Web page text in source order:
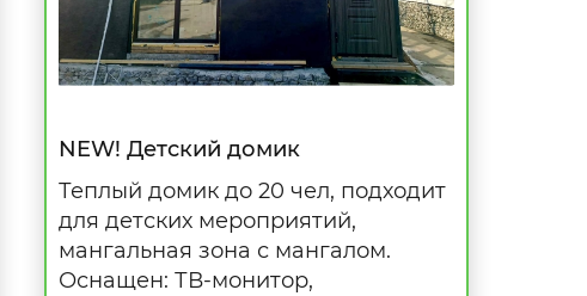
NEW! Детский домик
Теплый домик до 20 чел, подходит
для детских мероприятий,
мангальная зона с мангалом.
Оснащен: ТВ-монитор,